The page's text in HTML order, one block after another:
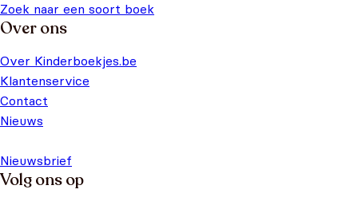
Zoek naar een soort boek
Over ons
Over Kinderboekjes.be
Klantenservice
Contact
Nieuws
Nieuwsbrief
Volg ons op